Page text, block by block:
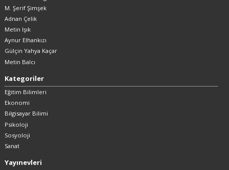
M. Şerif Şimşek
Adnan Çelik
Metin Işık
Aynur Elhankızı
Gülçin Yahya Kaçar
Metin Balcı
Kategoriler
Eğitim Bilimleri
Ekonomi
Bilgisayar Bilimi
Psikoloji
Sosyoloji
Sanat
Yayınevleri